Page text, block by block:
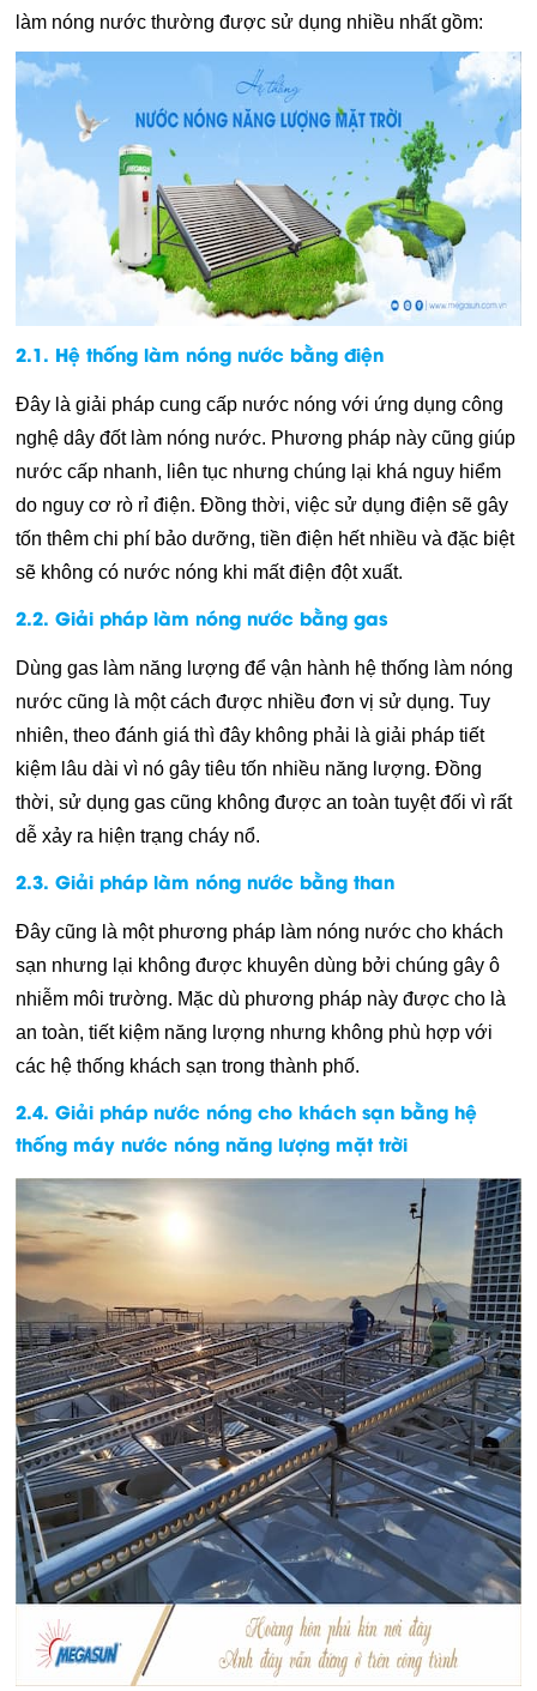
làm nóng nước thường được sử dụng nhiều nhất gồm:
2.1. Hệ thống làm nóng nước bằng điện
Đây là giải pháp cung cấp nước nóng với ứng dụng công
nghệ dây đốt làm nóng nước. Phương pháp này cũng giúp
nước cấp nhanh, liên tục nhưng chúng lại khá nguy hiểm
do nguy cơ rò rỉ điện. Đồng thời, việc sử dụng điện sẽ gây
tốn thêm chi phí bảo dưỡng, tiền điện hết nhiều và đặc biệt
sẽ không có nước nóng khi mất điện đột xuất.
2.2. Giải pháp làm nóng nước bằng gas
Dùng gas làm năng lượng để vận hành hệ thống làm nóng
nước cũng là một cách được nhiều đơn vị sử dụng. Tuy
nhiên, theo đánh giá thì đây không phải là giải pháp tiết
kiệm lâu dài vì nó gây tiêu tốn nhiều năng lượng. Đồng
thời, sử dụng gas cũng không được an toàn tuyệt đối vì rất
dễ xảy ra hiện trạng cháy nổ.
2.3. Giải pháp làm nóng nước bằng than
Đây cũng là một phương pháp làm nóng nước cho khách
sạn nhưng lại không được khuyên dùng bởi chúng gây ô
nhiễm môi trường. Mặc dù phương pháp này được cho là
an toàn, tiết kiệm năng lượng nhưng không phù hợp với
các hệ thống khách sạn trong thành phố.
2.4. Giải pháp nước nóng cho khách sạn bằng hệ
thống máy nước nóng năng lượng mặt trời